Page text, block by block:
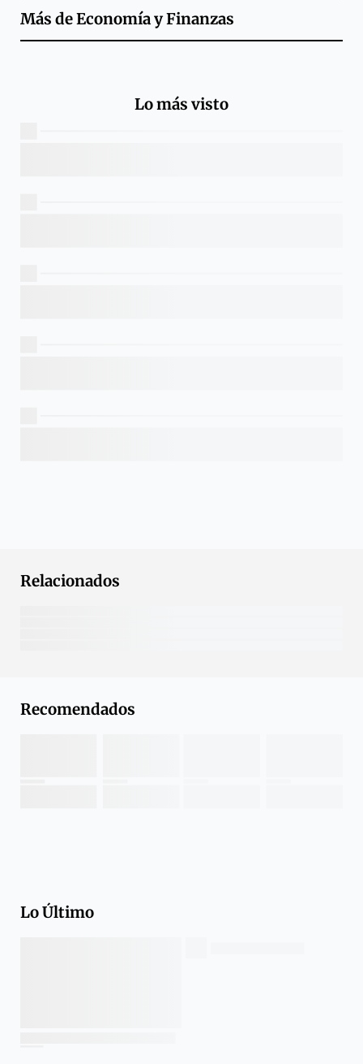
Más deEconomía y Finanzas
Lo más visto
Relacionados
Recomendados
Lo Último